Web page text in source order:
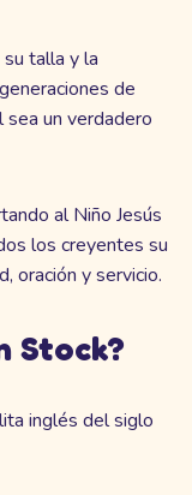
talla y la
de
sea un verdadero
al Niño Jesús
los creyentes su
oración y servicio.
Stock?
inglés del siglo